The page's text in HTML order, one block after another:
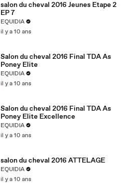
salon du cheval 2016 Jeunes Etape 2
EP 7
EQUIDIA
il y a 10 ans
Salon du cheval 2016 Final TDA As
Poney Elite
EQUIDIA
il y a 10 ans
Salon du cheval 2016 Final TDA As
Poney Elite Excellence
EQUIDIA
il y a 10 ans
salon du cheval 2016 ATTELAGE
EQUIDIA
il y a 10 ans